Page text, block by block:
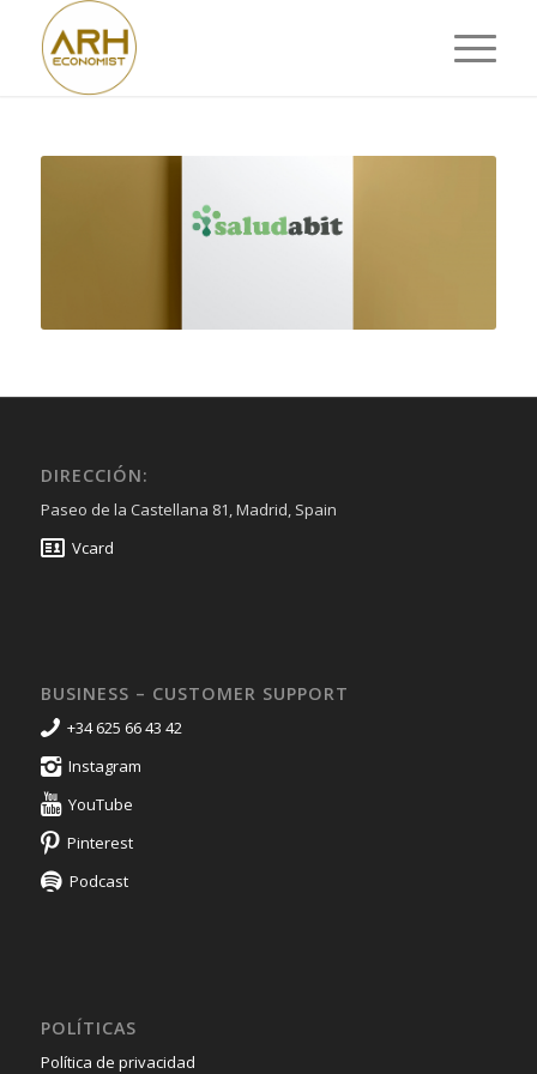
DIRECCIÓN:
Paseo de la Castellana 81, Madrid, Spain
Vcard
BUSINESS – CUSTOMER SUPPORT
+34 625 66 43 42
Instagram
YouTube
Pinterest
Podcast
POLÍTICAS
Política de privacidad